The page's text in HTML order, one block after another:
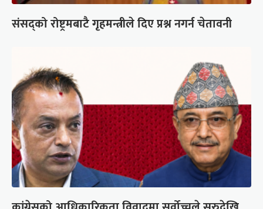
संसद्को रोष्ट्रमबाटै गृहमन्त्रीले दिए प्रश्न नगर्न चेतावनी